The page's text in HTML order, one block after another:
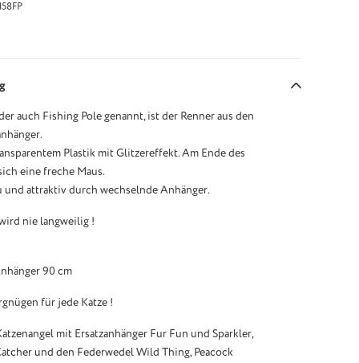
auch Fishing Pole genannt, ist der Renner aus den
Plastik mit Glitzereffekt. Am Ende des
eine freche Maus.
und attraktiv durch wechselnde Anhänger.
nie langweilig !
90 cm
für jede Katze !
mit Ersatzanhänger Fur Fun und Sparkler,
und den Federwedel Wild Thing, Peacock